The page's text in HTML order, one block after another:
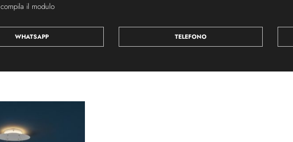
il modulo
WHATSAPP TELEFONO